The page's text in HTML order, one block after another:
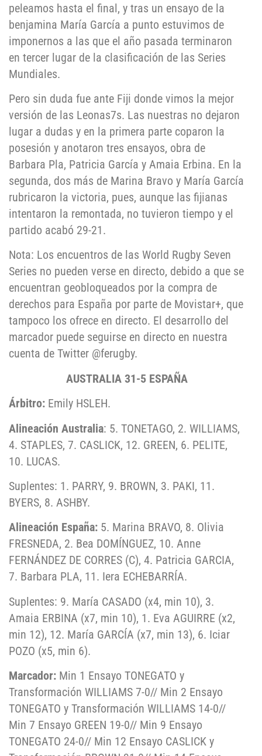
peleamos hasta el final, y tras un ensayo de la
benjamina María García a punto estuvimos de
imponernos a las que el año pasada terminaron
en tercer lugar de la clasificación de las Series
Mundiales.
Pero sin duda fue ante Fiji donde vimos la mejor
versión de las Leonas7s. Las nuestras no dejaron
lugar a dudas y en la primera parte coparon la
posesión y anotaron tres ensayos, obra de
Barbara Pla, Patricia García y Amaia Erbina. En la
segunda, dos más de Marina Bravo y María García
rubricaron la victoria, pues, aunque las fijianas
intentaron la remontada, no tuvieron tiempo y el
partido acabó 29-21.
Nota: Los encuentros de las World Rugby Seven
Series no pueden verse en directo, debido a que se
encuentran geobloqueados por la compra de
derechos para España por parte de Movistar+, que
tampoco los ofrece en directo. El desarrollo del
marcador puede seguirse en directo en nuestra
cuenta de Twitter @ferugby.
AUSTRALIA 31-5 ESPAÑA
Árbitro: Emily HSLEH.
Alineación Australia: 5. TONETAGO, 2. WILLIAMS,
4. STAPLES, 7. CASLICK, 12. GREEN, 6. PELITE,
10. LUCAS.
Suplentes: 1. PARRY, 9. BROWN, 3. PAKI, 11.
BYERS, 8. ASHBY.
Alineación España: 5. Marina BRAVO, 8. Olivia
FRESNEDA, 2. Bea DOMÍNGUEZ, 10. Anne
FERNÁNDEZ DE CORRES (C), 4. Patricia GARCIA,
7. Barbara PLA, 11. Iera ECHEBARRÍA.
Suplentes: 9. María CASADO (x4, min 10), 3.
Amaia ERBINA (x7, min 10), 1. Eva AGUIRRE (x2,
min 12), 12. María GARCÍA (x7, min 13), 6. Iciar
POZO (x5, min 6).
Marcador: Min 1 Ensayo TONEGATO y
Transformación WILLIAMS 7-0// Min 2 Ensayo
TONEGATO y Transformación WILLIAMS 14-0//
Min 7 Ensayo GREEN 19-0// Min 9 Ensayo
TONEGATO 24-0// Min 12 Ensayo CASLICK y